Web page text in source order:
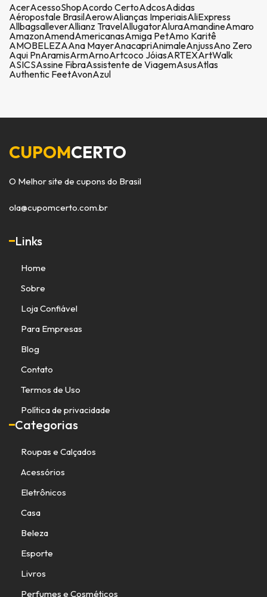
AcerAcessoShopAcordo CertoAdcosAdidas
Aéropostale BrasilAerowAlianças ImperiaisAliExpress
AllbagsalleverAllianz TravelAllugatorAluraAmandineAmaro
AmazonAmendAmericanasAmiga PetAmo Karitê
AMOBELEZAAna MayerAnacapriAnimaleAnjussAno Zero
Aqui PnAramisArmArnoArtcoco JóiasARTEXArtWalk
ASICSAssine FibraAssistente de ViagemAsusAtlas
Authentic FeetAvonAzul
CUPOMCERTO
O Melhor site de cupons do Brasil
ola@cupomcerto.com.br
Links
Home
Sobre
Loja Confiável
Para Empresas
Blog
Contato
Termos de Uso
Política de privacidade
Categorias
Roupas e Calçados
Acessórios
Eletrônicos
Casa
Beleza
Esporte
Livros
Perfumes e Cosméticos